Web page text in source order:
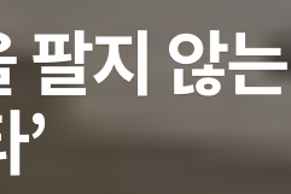
지 않